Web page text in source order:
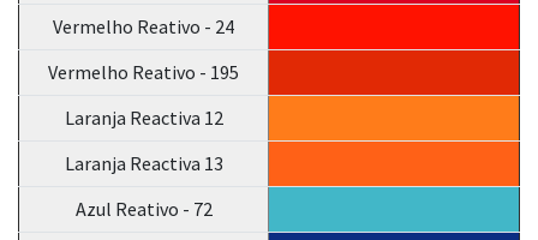
Vermelho Reativo - 24
Vermelho Reativo - 195
Laranja Reactiva 12
Laranja Reactiva 13
Azul Reativo - 72